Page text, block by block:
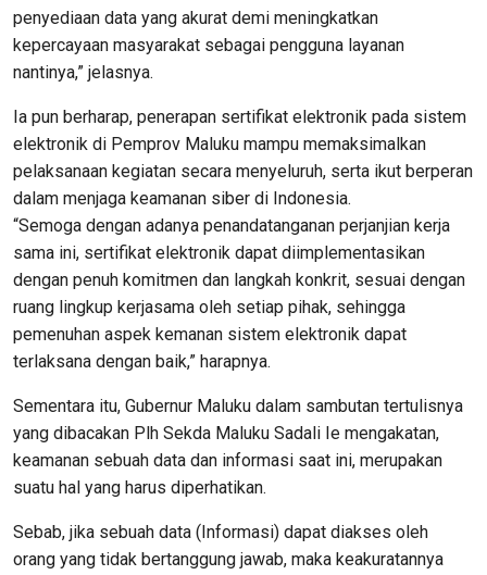
penyediaan data yang akurat demi meningkatkan
kepercayaan masyarakat sebagai pengguna layanan
nantinya,” jelasnya.
Ia pun berharap, penerapan sertifikat elektronik pada sistem
elektronik di Pemprov Maluku mampu memaksimalkan
pelaksanaan kegiatan secara menyeluruh, serta ikut berperan
dalam menjaga keamanan siber di Indonesia.
“Semoga dengan adanya penandatanganan perjanjian kerja
sama ini, sertifikat elektronik dapat diimplementasikan
dengan penuh komitmen dan langkah konkrit, sesuai dengan
ruang lingkup kerjasama oleh setiap pihak, sehingga
pemenuhan aspek kemanan sistem elektronik dapat
terlaksana dengan baik,” harapnya.
Sementara itu, Gubernur Maluku dalam sambutan tertulisnya
yang dibacakan Plh Sekda Maluku Sadali Ie mengakatan,
keamanan sebuah data dan informasi saat ini, merupakan
suatu hal yang harus diperhatikan.
Sebab, jika sebuah data (Informasi) dapat diakses oleh
orang yang tidak bertanggung jawab, maka keakuratannya